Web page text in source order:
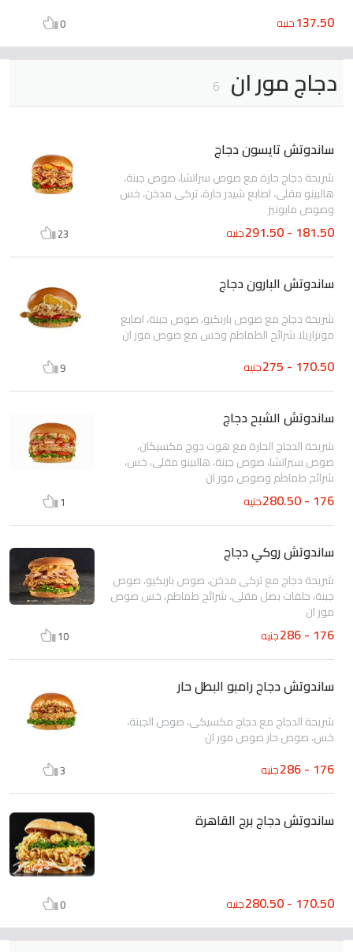
137.50جنيه 0
دجاج مور ان 6
ساندوتش تايسون دجاج
شريحة دجاج حارة مع صوص سراتشا، صوص جبنة،
هالبينو مقلى، اصابع شيدر حارة، تركى مدخن، خس
وصوص مايونيز
181.50 - 291.50 جنيه 23
ساندوتش البارون دجاج
شريحة دجاج مع صوص باربكيو، صوص جبنة، اصابع
موتزاريلا شرائح الطماطم وخس مع صوص مور ان
170.50 - 275 جنيه 9
ساندوتش الشبح دجاج
شريحة الدجاج الحارة مع هوت دوج مكسيكان،
صوص سيراتشا، صوص جبنة، هالبينو مقلى، خس،
شرائح طماطم وصوص مور ان
176 - 280.50 جنيه 1
ساندوتش روكي دجاج
شريحة دجاج مع تركى مدخن، صوص باربكيو، صوص
جبنة، حلقات بصل مقلى، شرائح طماطم، خس صوص
مور ان
176 - 286 جنيه 10
ساندوتش دجاج رامبو البطل حار
شريحة الدجاج مع دجاج مكسيكى، صوص الجبنة،
خس، صوص حار صوص مور ان
176 - 286 جنيه 3
ساندوتش دجاج برج القاهرة
170.50 - 280.50 جنيه 0